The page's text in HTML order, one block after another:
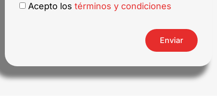
Acepto los términos y condiciones
Enviar